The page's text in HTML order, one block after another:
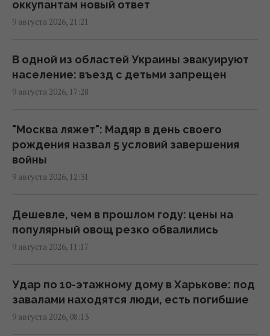
10:25 понедельник, 10 августа 2026
Крыму в 7 раз, но при одном условии
09:47 понедельник, 10 августа 2026
Татарстане
08:35 понедельник, 10 августа 2026
РФ заявила о захвате двух сел в Донецкой
продолжаются, - Reuters
07:10 понедельник, 10 августа 2026
городе значительные разрушения,
пострадали 14 человек
06:36 понедельник, 10 августа 2026
оккупантам новый ответ
9 августа 2026, 21:21
В одной из областей Украины эвакуируют
население: въезд с детьми запрещен
9 августа 2026, 17:28
"Москва ляжет": Мадяр в день своего
рождения назва л 5 условий завершения
войны
9 августа 2026, 12:31
Дешевле, чем в прошлом году: цены на
популярный овощ резко обвалились
9 августа 2026, 11:17
Удар по 10-этажному дому в Харькове: под
завалами находятся люди, есть погибшие
9 августа 2026, 08:13